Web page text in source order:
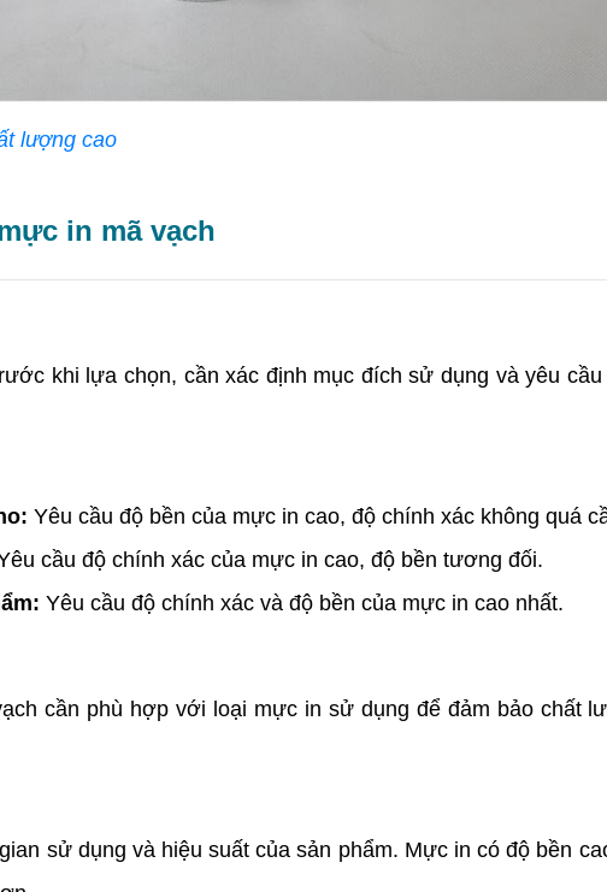
lượng cao
in mã vạch
khi lựa chọn, cần xác định mục đích sử dụng và yêu cầu
Yêu cầu độ bền của mực in cao, độ chính xác không quá
cầu độ chính xác của mực in cao, độ bền tương đối.
Yêu cầu độ chính xác và độ bền của mực in cao nhất.
cần phù hợp với loại mực in sử dụng để đảm bảo chất
sử dụng và hiệu suất của sản phẩm. Mực in có độ bền